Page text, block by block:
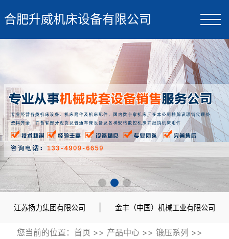
合肥升威机床设备有限公司
江苏扬力集团有限公司 金丰（中国）机械工业有限公司
您当前的位置： 首页 >> 产品中心>> 锻压系列 >>